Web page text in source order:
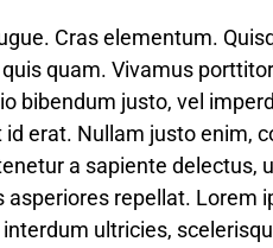
Cras elementum.
quam. Vivamus
bibendum justo, vel
erat. Nullam justo enim,
a sapiente
asperiores repellat.
interdum ultricies,